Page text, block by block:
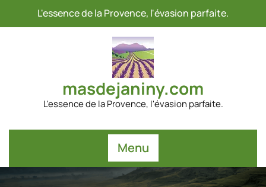
L'essence de la Provence, l'évasion parfaite.
masdejaniny.com
L'essence de la Provence, l'évasion parfaite.
Menu